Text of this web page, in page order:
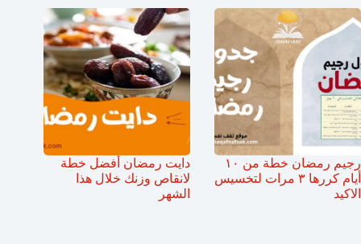
رجيم رمضان خطة من ١٠
أيام كررها ٣ مرات لتخسيس
الاكيد
دايت رمضان أفضل خطة
لانقاص وزنك خلال هذا
الشهر